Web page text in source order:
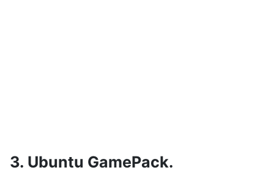
3. Ubuntu GamePack.